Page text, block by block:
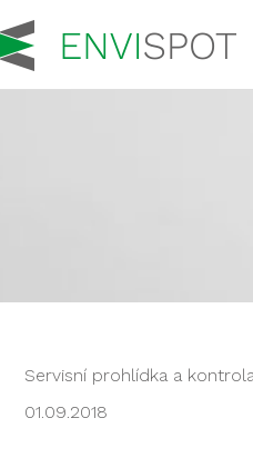
Servisní prohlídka a
01.09.2018